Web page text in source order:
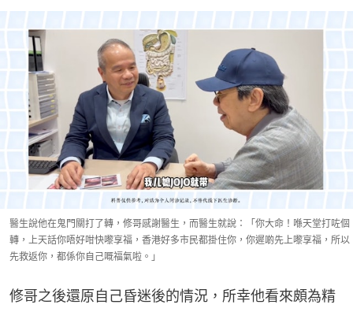
醫生說他在鬼門關打了轉，修哥感謝醫生，而醫生就說：「你大命！喺天堂打咗個
轉，上天話你唔好咁快嚟享福，香港好多市民都掛住你，你遲啲先上嚟享福，所以
先救返你，都係你自己嘅福氣啦。」
修哥之後還原自己昏迷後的情況，所幸他看來頗為精